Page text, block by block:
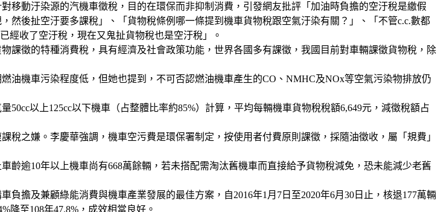
移動汙染源的汽機車徵稅，目的在環保而非抑制消費，引發網友批評「加油時負擔的空汙稅是繳假
然後扯空汙要多課稅」、「貨物稅條例哪一條提到機車貨物稅跟空氣汙染有關？」、「不管c.c.數都
經收了空汙稅，現在又鬼扯貨物稅也是空汙稅」。
課徵的特種消費稅，具有經濟及社會政策功能，世界各國多有課徵，我國目前對車輛課徵貨物稅，除
油機車污染程度低，但她也提到，不可否認燃油機車產生的CO、NMHC及NOx等空氣污染物排放仍
以上125cc以下機車（占整體比率約85%）計算，平均每輛機車貨物稅稅額6,649元，減徵稅額占
之嫌。李慶華強調，機車空污費是環保署制定，按使用者付費原則課徵，採隨油徵收，屬「規費」
逾10年以上機車尚有668萬餘輛，若未搭配需淘汰舊機車而直接給予貨物稅減免，恐未能減少老舊
擔及兼顧綠能消費與機車產業發展的最佳方案，自2016年1月7日至2020年6月30日止，核退177萬輛
降至108年47.8%，成效相當良好。